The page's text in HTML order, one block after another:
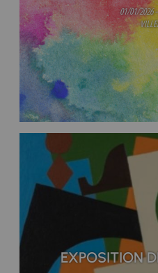
01/01/2026
EXPOSITION